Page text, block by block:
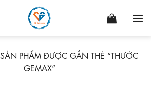
SẢN PHẨM ĐƯỢC GẮN THẺ “THƯỚC
GEMAX”